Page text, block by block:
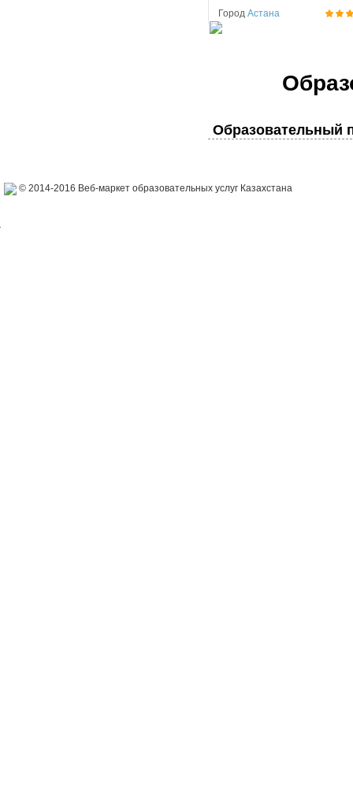
Город Астана
Образовательный
© 2014-2016 Веб-маркет образовательных услуг Казахстана